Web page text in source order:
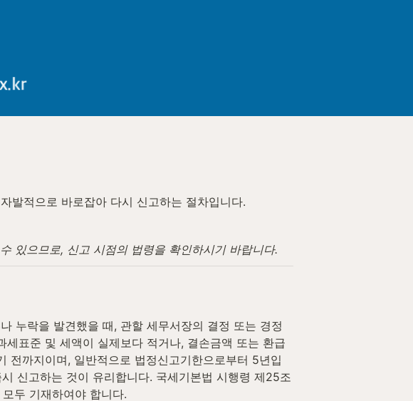
발적으로 바로잡아 다시 신고하는 절차입니다.
있으므로, 신고 시점의 법령을 확인하시기 바랍니다.
누락을 발견했을 때, 관할 세무서장의 결정 또는 경정
표준 및 세액이 실제보다 적거나, 결손금액 또는 환급
전까지이며, 일반적으로 법정신고기한으로부터 5년입
신고하는 것이 유리합니다. 국세기본법 시행령 제25조
두 기재하여야 합니다.